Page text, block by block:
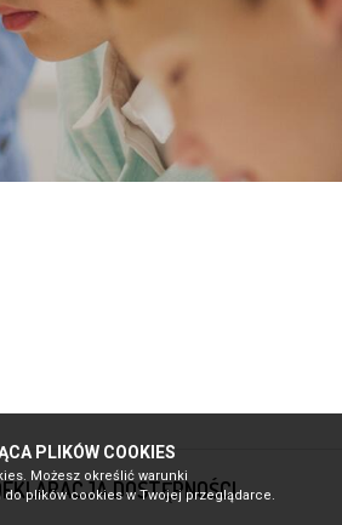
PLIKÓW COOKIES
Możesz określić warunki
do plików cookies w Twojej przeglądarce.
DOSTĘPNOŚCI